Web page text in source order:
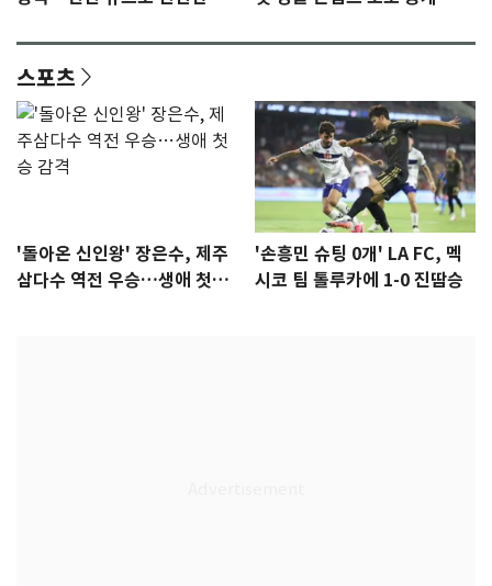
스포츠
'돌아온 신인왕' 장은수, 제주
삼다수 역전 우승…생애 첫승
'손흥민 슈팅 0개' LA FC, 멕
시코 팀 톨루카에 1-0 진땀승